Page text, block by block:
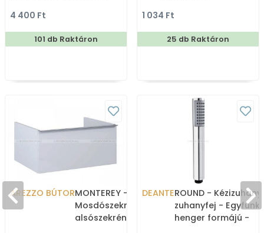
4 400 Ft
101 db Raktáron
1 034 Ft
25 db Raktáron
AREZZO BÚTORMONTEREY -
Mosdószekrény,
alsószekrény
DEANTEROUND - Kézizuhany,
zuhanyfej -
henger formájú -